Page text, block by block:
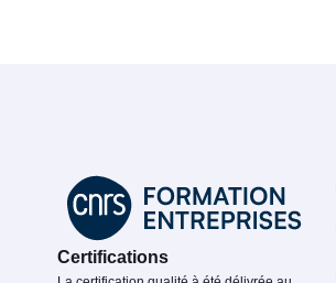
Certifications